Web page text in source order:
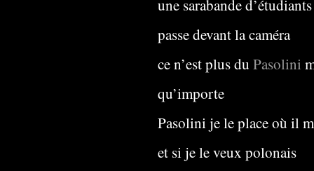
une sarabande
passe devant la caméra
ce n’est plus du Pasolini
qu’importe
Pasolini je le place où il
et si je le veux polonais